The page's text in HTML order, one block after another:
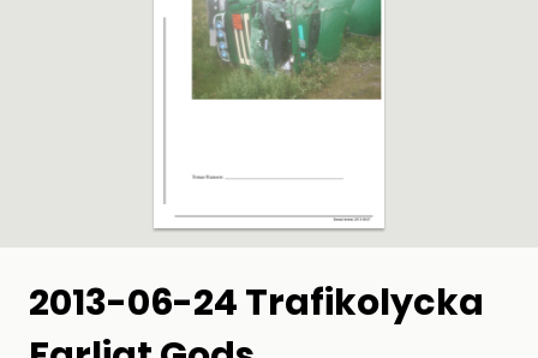
2013-06-24 Trafikolycka